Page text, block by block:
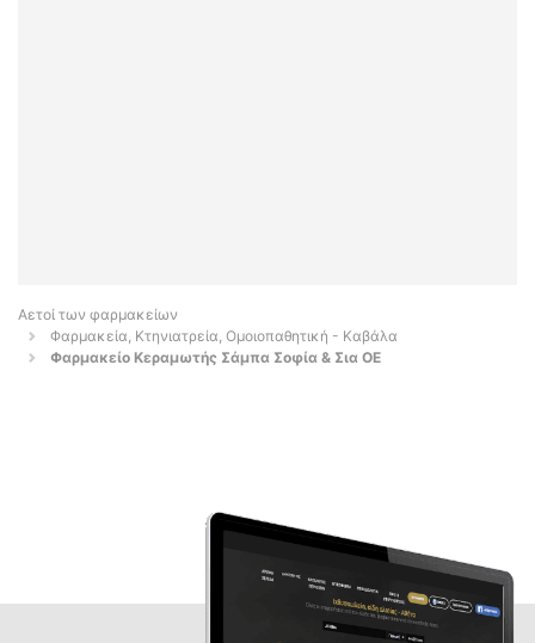
Αετοί των φαρμακείων
Φαρμακεία, Κτηνιατρεία, Ομοιοπαθητική - Καβάλα
Φαρμακείο Κεραμωτής Σάμπα Σοφία & Σια ΟΕ